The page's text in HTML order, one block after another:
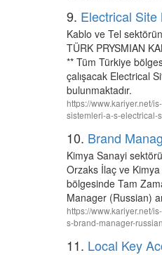
9. Electrical Site
Kablo ve Tel
TÜRK PRYSMIAN
** Tüm Türkiye
çalışacak Electrical
bulunmaktadır.
https://www.kariyer.net/
sistemleri-a-s-electrical-
10. Brand
Kimya Sanayi
Orzaks İlaç ve
bölgesinde Tam
Manager (Russian)
https://www.kariyer.net/
s-brand-manager-
11. Local Key